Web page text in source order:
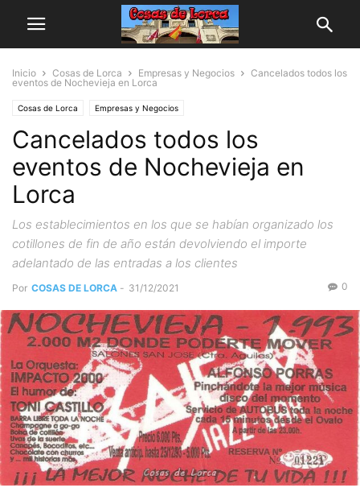
Inicio Cosas de Lorca Empresas y Negocios
Cancelados todos los
eventos de Nochevieja en Lorca
Cosas de Lorca Empresas y Negocios
Cancelados todos los
eventos de Nochevieja en
Lorca
Los establecimientos en los que se habían organizado los
cotillones de fin de año están devolviendo el importe
adelantado de las entradas a los clientes
Por COSAS DE LORCA - 31/12/2021 0